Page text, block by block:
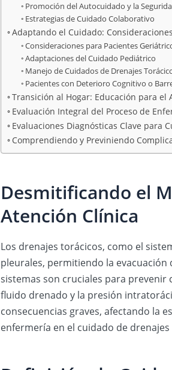
Promoción del Autocuidado y la
Estrategias de Cuidado Colaborativo
Adaptando el Cuidado:
Consideraciones para Pacientes
Adaptaciones del Cuidado Pediátrico
Manejo de Cuidados de Drenajes
Pacientes con Deterioro Cognitivo o
Transición al Hogar: Educación para el
Evaluación Integral del Proceso de
Evaluaciones Diagnósticas Clave para
Comprendiendo y Previniendo
Desmitificando el
Atención Clínica
Los drenajes torácicos, como el
pleurales, permitiendo la
sistemas son cruciales para prevenir
fluido drenado y la presión
consecuencias graves, afectando la
enfermería en el cuidado de